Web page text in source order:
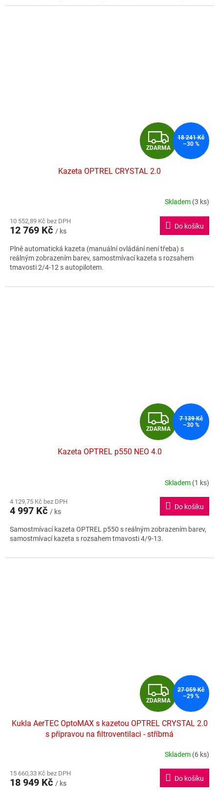
Z
D
R
M
A
ZDARMA
18 241 Kč
–30 %
Kazeta OPTREL CRYSTAL 2.0
produktu
je
z
5
hvězdiček.
Skladem (3 ks)
10 552,89 Kč bez DPH
12 769 Kč / ks
Do košíku
Plně automatická kazeta (manuální ovládání není třeba) s
reálným zobrazením barev, samostmívací kazeta s rozsahem
tmavosti 2/4-12 s autopilotem.
Z
D
R
M
A
ZDARMA
7 139 Kč
–30 %
Kazeta OPTREL p550 NEO 4.0
Skladem (1 ks)
4 129,75 Kč bez DPH
4 997 Kč / ks
Do košíku
Samostmívací kazeta OPTREL p550 s reálným zobrazením barev,
samostmívací kazeta s rozsahem tmavosti 4/9-13.
Z
D
A
R
M
A
ZDARMA
27 059 Kč
–29 %
Kukla AerTEC OptoMAX s kazetou OPTREL CRYSTAL 2.0
s přípravou na filtroventilaci - stříbrná
Skladem (6 ks)
15 660,33 Kč bez DPH
18 949 Kč / ks
Do košíku